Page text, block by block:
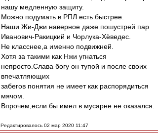
нашу медленную защиту.
Можно подумать в РПЛ есть быстрее.
Наши Жи-Джи наверное даже пошустрей пар
Иванович-Ракицкий и Чорлука-Хёведес.
Не класснее,а именно подвижней.
Хотя за такими как Нжи угнаться
непросто.Слава богу он тупой и после своих
впечатляющих
забегов понятия не имеет как распорядиться
мячом.
Впрочем,если бы имел в мусарне не оказался.
Редактировалось 02 мар 2020 11:47